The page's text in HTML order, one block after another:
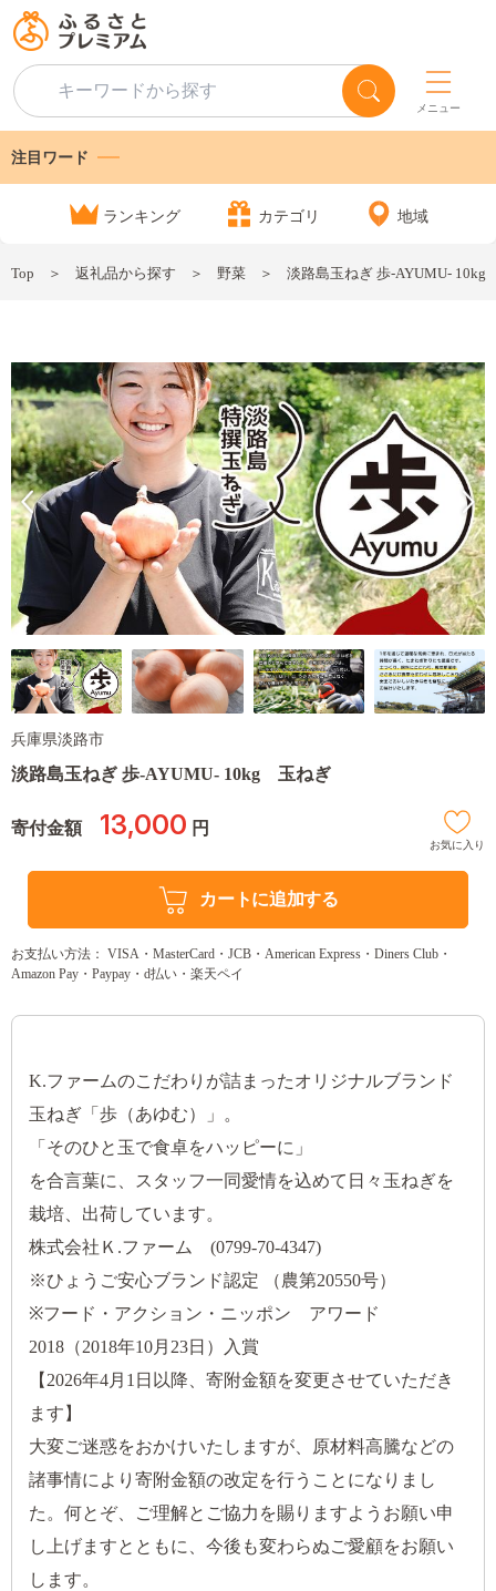
メニュー
注目ワード
ランキング カテゴリ 地域
Top 返礼品から探す 野菜 淡路島玉ねぎ 歩-AYUMU-
兵庫県淡路市
淡路島玉ねぎ 歩-AYUMU- 10kg 玉ねぎ
寄付金額 13,000 円
お気に入り
カートに追加する
お支払い方法： VISA・MasterCard・JCB・American Express・Diners Club・
Amazon Pay・Paypay・d払い・楽天ペイ
K.ファームのこだわりが詰まったオリジナルブランド
玉ねぎ「歩（あゆむ）」。
「そのひと玉で食卓をハッピーに」
を合言葉に、スタッフ一同愛情を込めて日々玉ねぎを
栽培、出荷しています。
株式会社Ｋ.ファーム (0799-70-4347)
※ひょうご安心ブランド認定 （農第20550号）
※フード・アクション・ニッポン アワード
2018（2018年10月23日）入賞
【2026年4月1日以降、寄附金額を変更させていただき
ます】
大変ご迷惑をおかけいたしますが、原材料高騰などの
諸事情により寄附金額の改定を行うことになりまし
た。何とぞ、ご理解とご協力を賜りますようお願い申
し上げますとともに、今後も変わらぬご愛顧をお願い
します。